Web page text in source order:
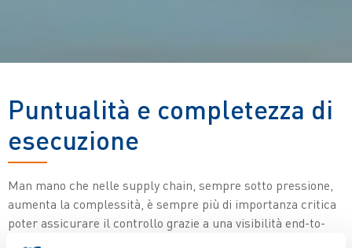
Puntualità e completezza di
esecuzione
Man mano che nelle supply chain, sempre sotto pressione,
aumenta la complessità, è sempre più di importanza critica
poter assicurare il controllo grazie a una visibilità end-to-